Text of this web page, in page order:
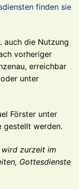
finden sie
auch die Nutzung
vorheriger
erreichbar
unter
Förster unter
gestellt werden.
wird zurzeit im
Gottesdienste